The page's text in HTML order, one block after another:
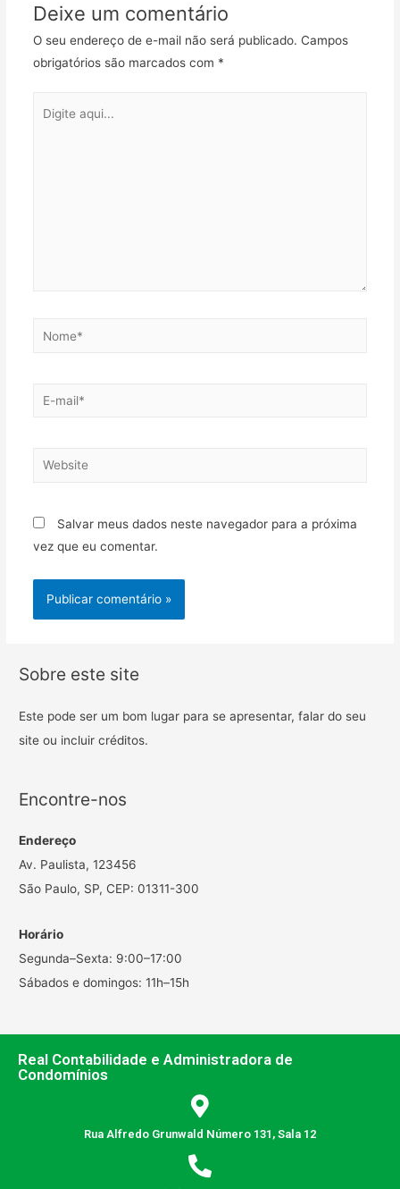
Deixe um comentário
O seu endereço de e-mail não será publicado. Campos
obrigatórios são marcados com *
Salvar meus dados neste navegador para a próxima
vez que eu comentar.
Sobre este site
Este pode ser um bom lugar para se apresentar, falar do seu
site ou incluir créditos.
Encontre-nos
Endereço
Av. Paulista, 123456
São Paulo, SP, CEP: 01311-300
Horário
Segunda–Sexta: 9:00–17:00
Sábados e domingos: 11h–15h
Real Contabilidade e Administradora de
Condomínios
Rua Alfredo Grunwald Número 131, Sala 12